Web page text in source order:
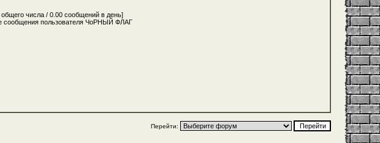
общего числа / 0.00 сообщений в день]
сообщения пользователя ЧоРНЫЙ ФЛАГ
Перейти: